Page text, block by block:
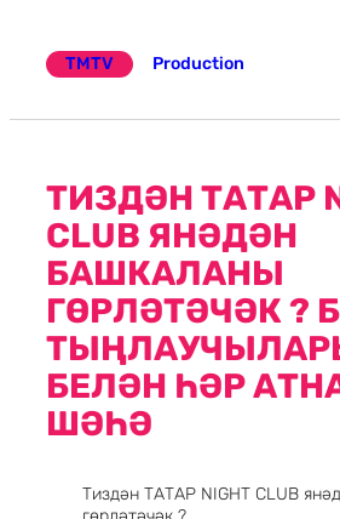
TMTV
Production
ТИЗДӘН ТАТАР
CLUB ЯНӘДӘН
БАШКАЛАНЫ
ГӨРЛӘТӘЧӘК ?
БЕЛӘН ҺӘР
ШӘҺӘ
Тиздән ТАТАР NIGHT CLUB